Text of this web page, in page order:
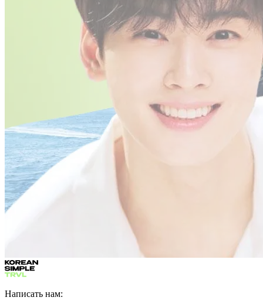
Написать нам: